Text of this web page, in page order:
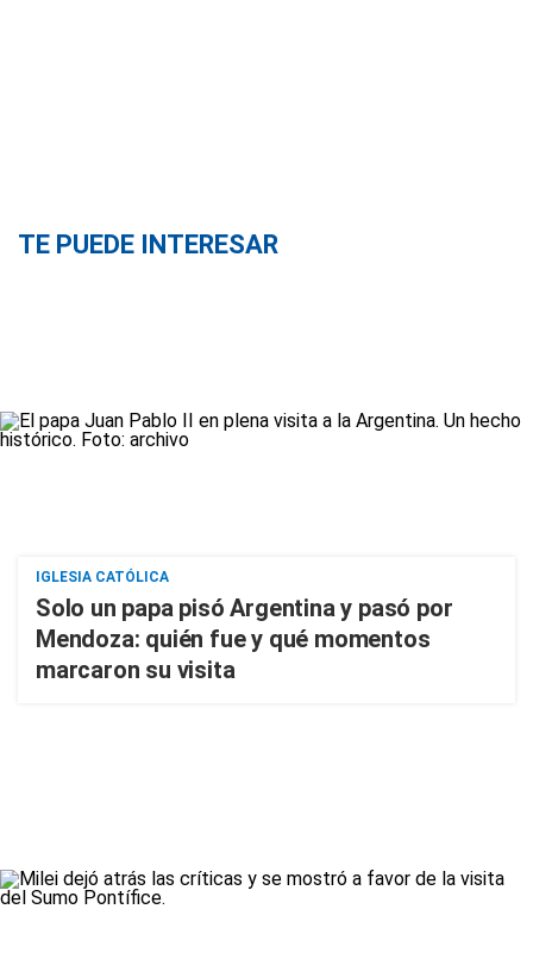
TE PUEDE INTERESAR
IGLESIA CATÓLICA
Solo un papa pisó Argentina y pasó por
Mendoza: quién fue y qué momentos
marcaron su visita